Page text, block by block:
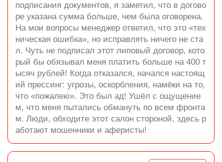
подписания документов, я заметил, что в догово
ре указана сумма больше, чем была оговорена.
На мои вопросы менеджер ответил, что это «тех
ническая ошибка», но исправлять ничего не ста
л. Чуть не подписал этот липовый договор, кото
рый бы обязывал меня платить больше на 400 т
ысяч рублей! Когда отказался, начался настоящ
ий прессинг: угрозы, оскорбления, намёки на то,
что «пожалею». Это был ад! Ушёл с ощущение
м, что меня пытались обмануть по всем фронта
м. Люди, обходите этот салон стороной, здесь р
аботают мошенники и аферисты!